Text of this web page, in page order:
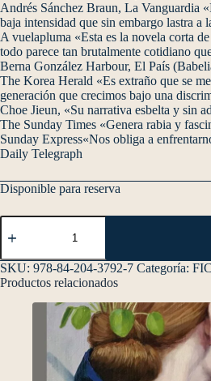
Andrés Sánchez Braun, La Vanguardia
baja intensidad que sin embargo lastra a
A vuelapluma «Esta es la novela corta
todo parece tan brutalmente cotidiano
Berna González Harbour, El País
The Korea Herald «Es extraño que se
generación que crecimos bajo una
Choe Jieun, «Su narrativa esbelta y sin
The Sunday Times «Genera rabia y
Sunday Express«Nos obliga a
Daily Telegraph
Disponible para reserva
SKU: 978-84-204-3792-7 Categoría:
Productos relacionados